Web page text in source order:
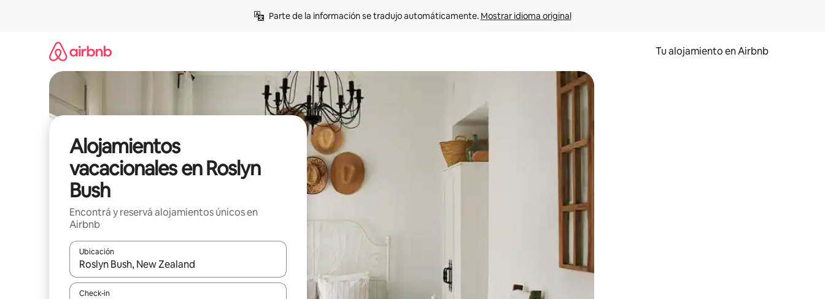
Parte de la información se tradujo automáticamente. Mostrar idioma original
Tu alojamiento en Airbnb
Alojamientos
vacacionales en Roslyn
Bush
Encontrá y reservá alojamientos únicos en
Airbnb
Ubicación
Cuando los resultados estén disponibles, navegá con las teclas de flecha hacia arriba y hacia abajo o explorá deslizando el dedo.
Check-in